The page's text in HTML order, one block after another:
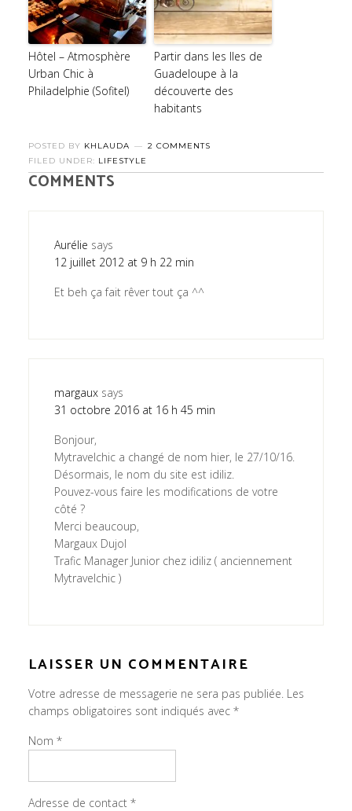
Hôtel – Atmosphère
Urban Chic à
Philadelphie (Sofitel)
Partir dans les Iles de
Guadeloupe à la
découverte des
habitants
POSTED BY KHLAUDA
2 COMMENTS
FILED UNDER: LIFESTYLE
COMMENTS
Aurélie says
12 juillet 2012 at 9 h 22 min
Et beh ça fait rêver tout ça ^^
margaux says
31 octobre 2016 at 16 h 45 min
Bonjour,
Mytravelchic a changé de nom hier, le 27/10/16.
Désormais, le nom du site est idiliz.
Pouvez-vous faire les modifications de votre
côté ?
Merci beaucoup,
Margaux Dujol
Trafic Manager Junior chez idiliz ( anciennement
Mytravelchic )
LAISSER UN COMMENTAIRE
Votre adresse de messagerie ne sera pas publiée.Les
champs obligatoires sont indiqués avec *
Nom *
Adresse de contact *